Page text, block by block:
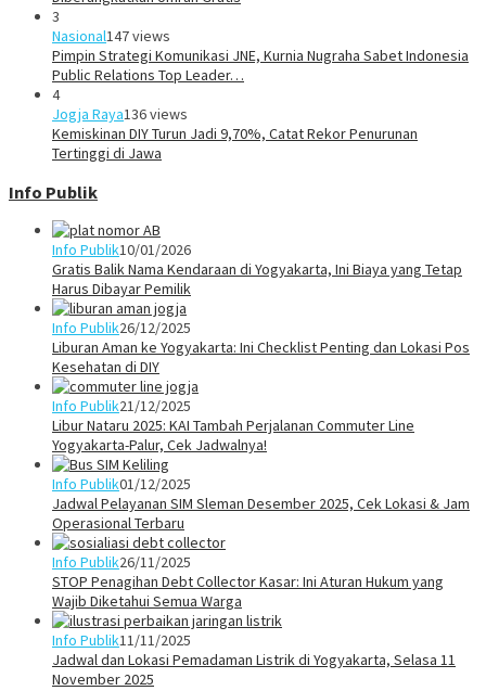
3
Nasional147 views
Pimpin Strategi Komunikasi JNE, Kurnia Nugraha Sabet Indonesia
Public Relations Top Leader…
4
Jogja Raya136 views
Kemiskinan DIY Turun Jadi 9,70%, Catat Rekor Penurunan
Tertinggi di Jawa
Info Publik
Info Publik10/01/2026
Gratis Balik Nama Kendaraan di Yogyakarta, Ini Biaya yang Tetap
Harus Dibayar Pemilik
Info Publik26/12/2025
Liburan Aman ke Yogyakarta: Ini Checklist Penting dan Lokasi Pos
Kesehatan di DIY
Info Publik21/12/2025
Libur Nataru 2025: KAI Tambah Perjalanan Commuter Line
Yogyakarta-Palur, Cek Jadwalnya!
Info Publik01/12/2025
Jadwal Pelayanan SIM Sleman Desember 2025, Cek Lokasi & Jam
Operasional Terbaru
Info Publik26/11/2025
STOP Penagihan Debt Collector Kasar: Ini Aturan Hukum yang
Wajib Diketahui Semua Warga
Info Publik11/11/2025
Jadwal dan Lokasi Pemadaman Listrik di Yogyakarta, Selasa 11
November 2025